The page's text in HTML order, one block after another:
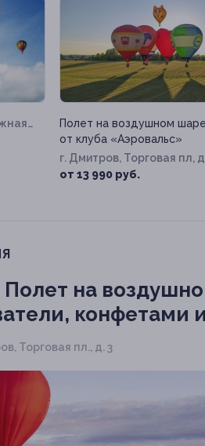
Полет на воздушном шаре
от клуба «Аэровальс»
г. Дмитров, Торговая пл,
от 13 990 руб.
Полет на
конфетами
Торговая пл., д. 3